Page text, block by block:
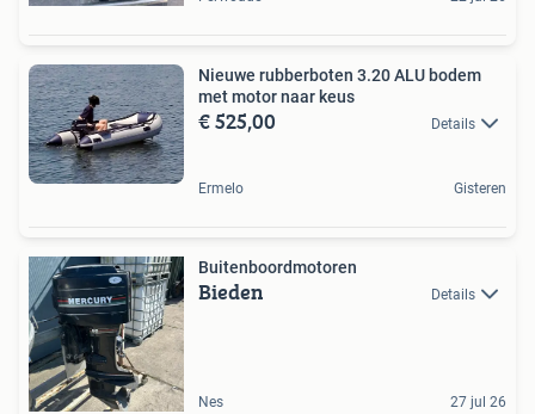
Nieuwe rubberboten 3.20 ALU bodem
met motor naar keus
€ 525,00 Details
Ermelo Gisteren
Buitenboordmotoren
Bieden Details
Nes 27 jul 26